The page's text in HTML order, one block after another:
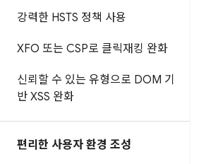
강력한 HSTS 정책 사용
XFO 또는 CSP로 클릭재킹 완화
신뢰할 수 있는 유형으로 DOM 기
반 XSS 완화
편리한 사용자 환경 조성